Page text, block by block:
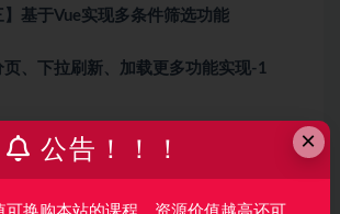
基于Vue实现多条件筛选功能
、下拉刷新、加载更多功能实现-1
页、下拉刷新、加载更多功能实现-2
×
公告！！！